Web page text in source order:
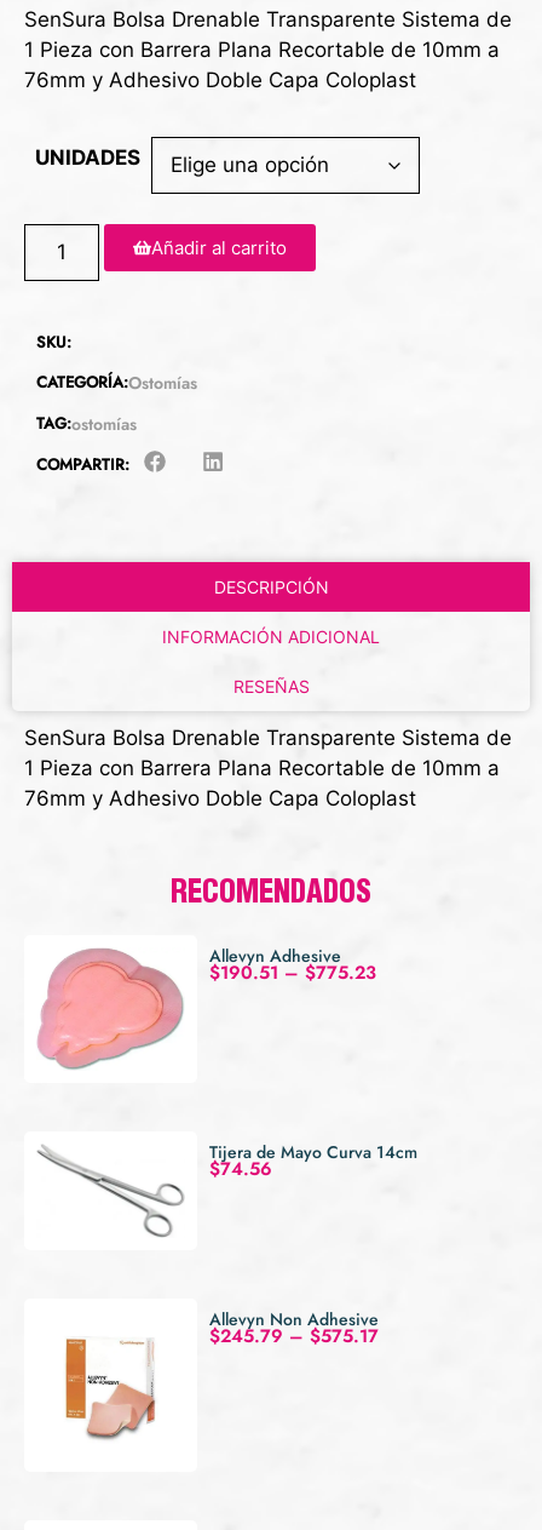
SenSura Bolsa Drenable Transparente Sistema de
1 Pieza con Barrera Plana Recortable de 10mm a
76mm y Adhesivo Doble Capa Coloplast
UNIDADES
Añadir al carrito
SKU:
CATEGORÍA:Ostomías
TAG:ostomías
COMPARTIR:
DESCRIPCIÓN
INFORMACIÓN ADICIONAL
RESEÑAS
SenSura Bolsa Drenable Transparente Sistema de
1 Pieza con Barrera Plana Recortable de 10mm a
76mm y Adhesivo Doble Capa Coloplast
RECOMENDADOS
Allevyn Adhesive
$190.51 – $775.23
Tijera de Mayo Curva 14cm
$74.56
Allevyn Non Adhesive
$245.79 – $575.17